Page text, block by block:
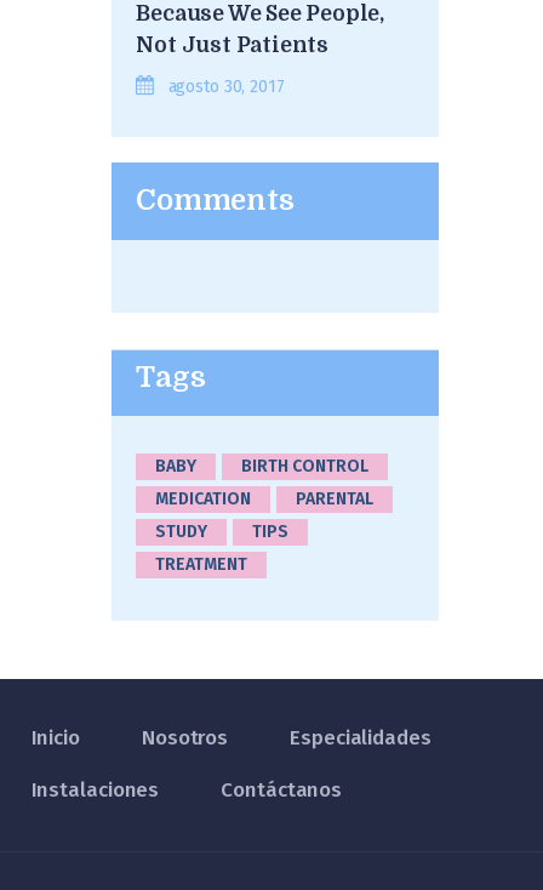
Because We See People,
Not Just Patients
agosto 30, 2017
Comments
Tags
BABY
BIRTH CONTROL
MEDICATION
PARENTAL
STUDY
TIPS
TREATMENT
Inicio Nosotros Especialidades
Instalaciones Contáctanos